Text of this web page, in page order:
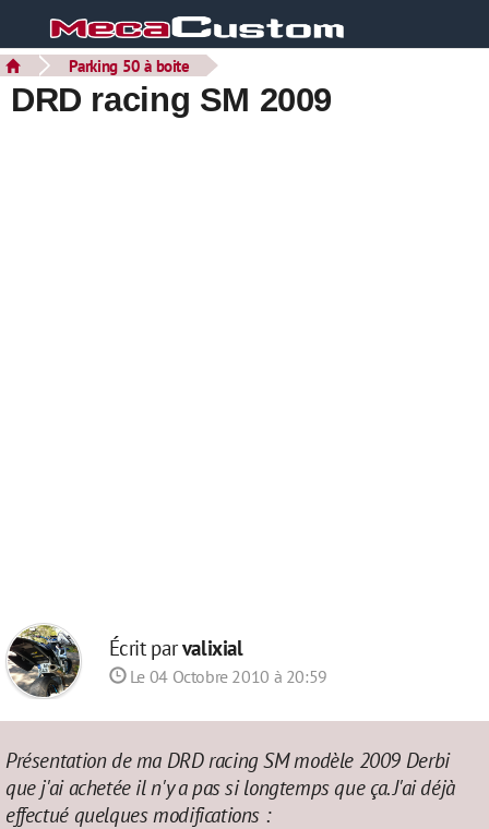
Parking 50 à boite
DRD racing SM 2009
Écrit parvalixial
Le 04 Octobre 2010 à 20:59
Présentation de ma DRD racing SM modèle 2009 Derbi
que j'ai achetée il n'y a pas si longtemps que ça. J'ai déjà
effectué quelques modifications :